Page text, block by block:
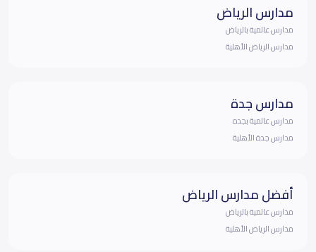
مدارس الرياض
مدارس عالمية بالرياض
مدارس الرياض الأهلية
مدارس جدة
مدارس عالمية بجده
مدارس جدة الأهلية
أفضل مدارس الرياض
مدارس عالمية بالرياض
مدارس الرياض الأهلية